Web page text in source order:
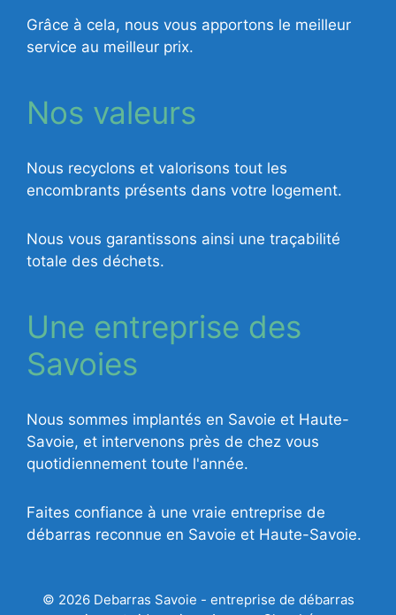
Grâce à cela, nous vous apportons le meilleur
service au meilleur prix.
Nos valeurs
Nous recyclons et valorisons tout les
encombrants présents dans votre logement.
Nous vous garantissons ainsi une traçabilité
totale des déchets.
Une entreprise des
Savoies
Nous sommes implantés en Savoie et Haute-
Savoie, et intervenons près de chez vous
quotidiennement toute l'année.
Faites confiance à une vraie entreprise de
débarras reconnue en Savoie et Haute-Savoie.
© 2026 Debarras Savoie - entreprise de débarras